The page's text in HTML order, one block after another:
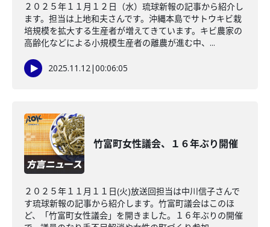
２０２５年１１月１２日（水）琉球新報の記事から紹介し
ます。担当は上地和夫さんです。沖縄本島でサトウキビ栽
培規模を拡大する生産者が増えてきています。キビ農家の
高齢化などによる小規模生産者の離農が進む中、...
2025.11.12|00:06:05
竹富町女性議会、１６年ぶり開催
２０２５年１１月１１日(火)放送回担当は中川信子さんで
す琉球新報の記事から紹介します。竹富町議会はこのほ
ど、「竹富町女性議会」を開きました。１６年ぶりの開催